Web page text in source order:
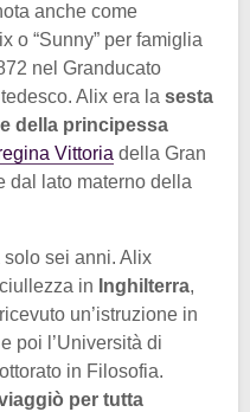
anche come
o “Sunny” per famiglia
nel Granducato
Alix era la sesta
della principessa
Vittoria della Gran
dal lato materno della
solo sei anni. Alix
in Inghilterra,
un’istruzione in
poi l’Università di
in Filosofia.
per tutta